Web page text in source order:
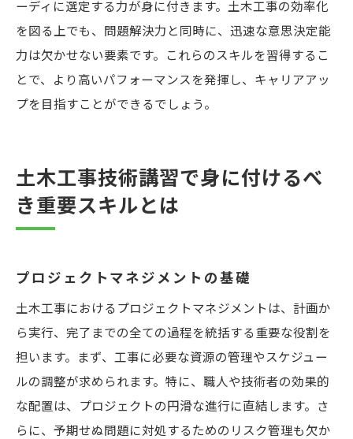
ーディに選定する力が身に付きます。土木工事の効率化
を図る上でも、問題解決力と同時に、迅速な意思決定能
力は欠かせない要素です。これらのスキルを習得するこ
とで、より高いパフォーマンスを発揮し、キャリアアッ
プを目指すことができるでしょう。
土木工事技術講習で身に付けるべ
き重要スキルとは
プロジェクトマネジメントの基礎
土木工事におけるプロジェクトマネジメントは、計画か
ら実行、完了までの全ての過程を統括する重要な役割を
担います。まず、工事に必要な資源の管理やスケジュー
ルの調整が求められます。特に、職人や技術者の効果的
な配置は、プロジェクトの円滑な進行に直結します。さ
らに、予期せぬ問題に対処するためのリスク管理も欠か